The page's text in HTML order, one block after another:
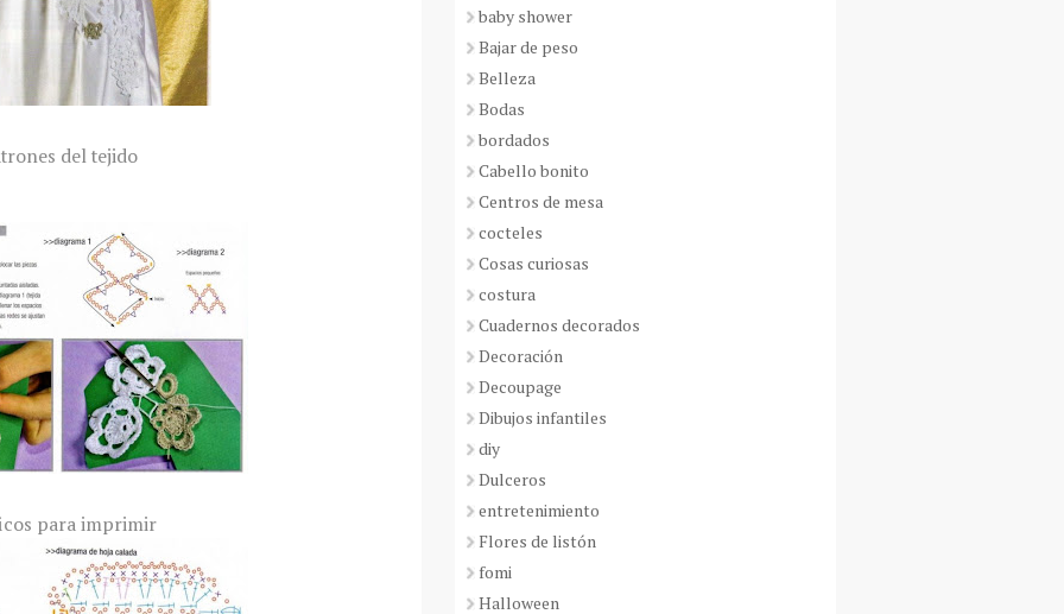
del tejido
para imprimir
baby shower
Bajar de peso
Belleza
Bodas
bordados
Cabello bonito
Centros de mesa
cocteles
Cosas curiosas
costura
Cuadernos decorados
Decoración
Decoupage
Dibujos infantiles
diy
Dulceros
entretenimiento
Flores de listón
fomi
Halloween